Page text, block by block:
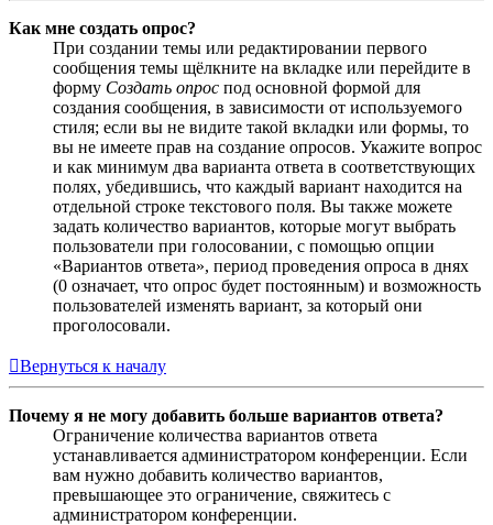
Как мне создать опрос?
При создании темы или редактировании первого
сообщения темы щёлкните на вкладке или перейдите в
форму Создать опрос под основной формой для
создания сообщения, в зависимости от используемого
стиля; если вы не видите такой вкладки или формы, то
вы не имеете прав на создание опросов. Укажите вопрос
и как минимум два варианта ответа в соответствующих
полях, убедившись, что каждый вариант находится на
отдельной строке текстового поля. Вы также можете
задать количество вариантов, которые могут выбрать
пользователи при голосовании, с помощью опции
«Вариантов ответа», период проведения опроса в днях
(0 означает, что опрос будет постоянным) и возможность
пользователей изменять вариант, за который они
проголосовали.
Вернуться к началу
Почему я не могу добавить больше вариантов ответа?
Ограничение количества вариантов ответа
устанавливается администратором конференции. Если
вам нужно добавить количество вариантов,
превышающее это ограничение, свяжитесь с
администратором конференции.